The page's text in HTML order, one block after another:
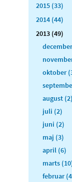
2015 (33)
2014 (44)
2013 (49)
oktober
august (2)
juli (2)
juni (2)
maj (3)
april (6)
marts
februar